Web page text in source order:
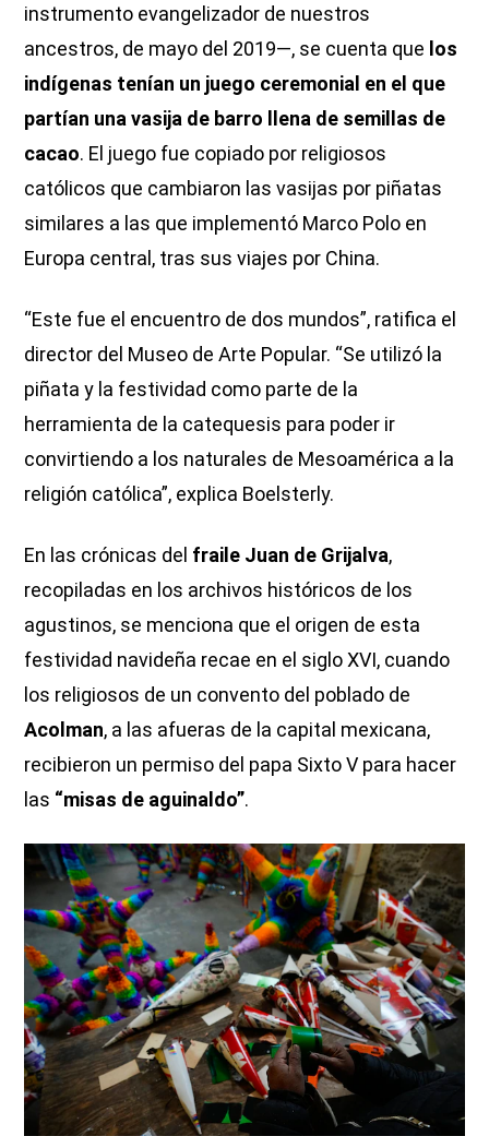
instrumento evangelizador de nuestros
ancestros, de mayo del 2019—, se cuenta que los
indígenas tenían un juego ceremonial en el que
partían una vasija de barro llena de semillas de
cacao. El juego fue copiado por religiosos
católicos que cambiaron las vasijas por piñatas
similares a las que implementó Marco Polo en
Europa central, tras sus viajes por China.
“Este fue el encuentro de dos mundos”, ratifica el
director del Museo de Arte Popular. “Se utilizó la
piñata y la festividad como parte de la
herramienta de la catequesis para poder ir
convirtiendo a los naturales de Mesoamérica a la
religión católica”, explica Boelsterly.
En las crónicas del fraile Juan de Grijalva,
recopiladas en los archivos históricos de los
agustinos, se menciona que el origen de esta
festividad navideña recae en el siglo XVI, cuando
los religiosos de un convento del poblado de
Acolman, a las afueras de la capital mexicana,
recibieron un permiso del papa Sixto V para hacer
las “misas de aguinaldo”.